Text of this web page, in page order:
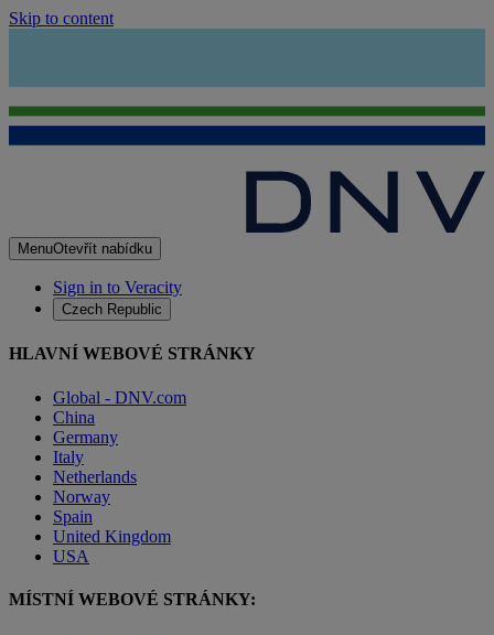
Skip to content
MenuOtevřít nabídku
Sign in to Veracity
Czech Republic
HLAVNÍ WEBOVÉ STRÁNKY
Global - DNV.com
China
Germany
Italy
Netherlands
Norway
Spain
United Kingdom
USA
MÍSTNÍ WEBOVÉ STRÁNKY: